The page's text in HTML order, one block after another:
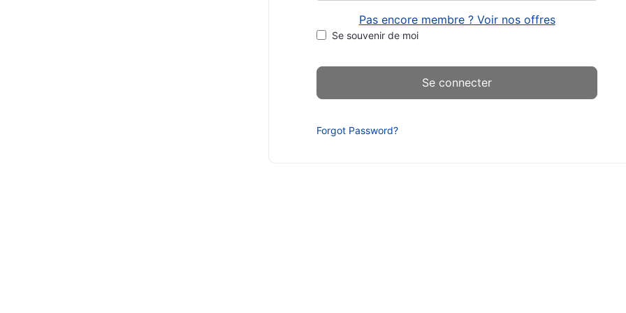
Pas encore membre ? Voir nos offres
Se souvenir de moi
Forgot Password?